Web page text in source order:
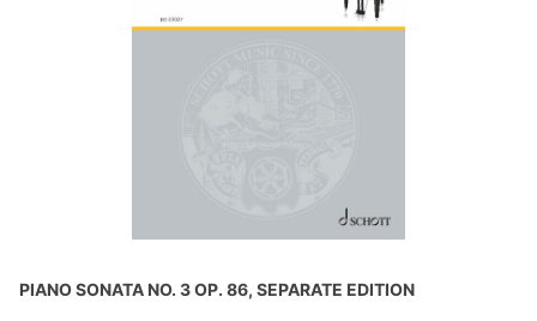
PIANO SONATA NO. 3 OP. 86, SEPARATE EDITION